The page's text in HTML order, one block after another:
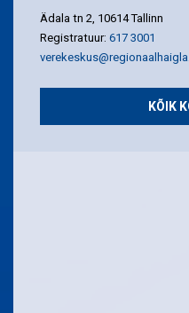
Ädala tn 2, 10614 Tallinn
Registratuur: 617 3001
KÕIK